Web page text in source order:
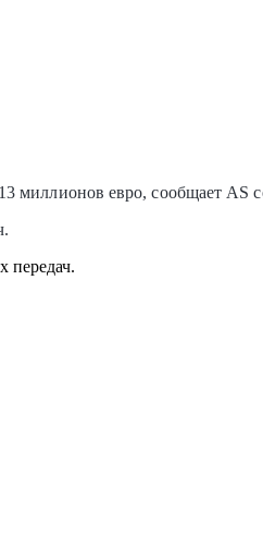
миллионов евро, сообщает AS
передач.